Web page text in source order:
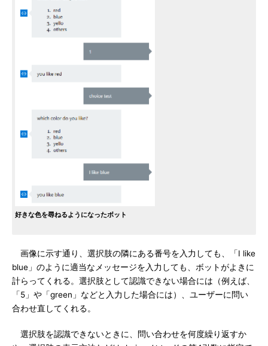
好きな色を尋ねるようになったボット
画像に示す通り、選択肢の隣にある番号を入力しても、「I like
blue」のように適当なメッセージを入力しても、ボットがよきに
計らってくれる。選択肢として認識できない場合には（例えば、
「5」や「green」などと入力した場合には）、ユーザーに問い
合わせ直してくれる。
選択肢を認識できないときに、問い合わせを何度繰り返すか